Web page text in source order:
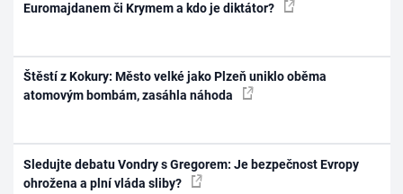
Euromajdanem či Krymem a kdo je diktátor?
Štěstí z Kokury: Město velké jako Plzeň uniklo oběma
atomovým bombám, zasáhla náhoda
Sledujte debatu Vondry s Gregorem: Je bezpečnost Evropy
ohrožena a plní vláda sliby?